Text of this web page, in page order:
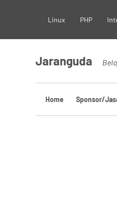
content
Linux PHP
Jaranguda
Home Sponsor/